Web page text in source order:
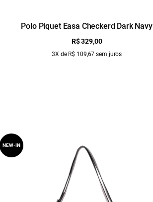
Polo Piquet Easa Checkerd Dark Navy
R$ 329,00
3X de R$ 109,67 sem juros
NEW-IN